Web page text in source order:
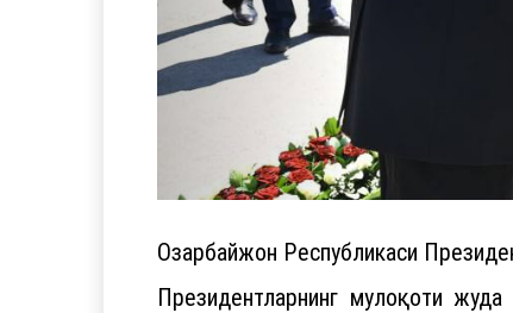
Озарбайжон Республикаси
Президентларнинг мулоқоти